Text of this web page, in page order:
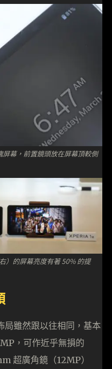
幕，前置鏡頭放在屏幕頂較側
）的屏幕亮度有著 50% 的提
局雖然跟以往相同，基本
，可作近乎無損的
超廣角鏡（12MP）